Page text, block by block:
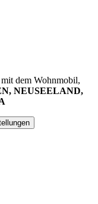
dem Wohnmobil,
NEUSEELAND,